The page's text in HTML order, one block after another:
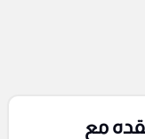
مع